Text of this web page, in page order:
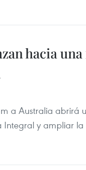
hacia
a Australia abrirá
Integral y ampliar